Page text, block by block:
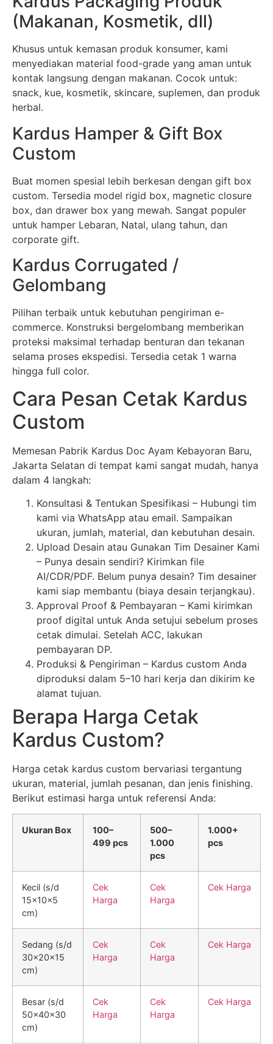
(Makanan, Kosmetik, dll)
Khusus untuk kemasan produk konsumer, kami
menyediakan material food-grade yang aman untuk
kontak langsung dengan makanan. Cocok untuk:
snack, kue, kosmetik, skincare, suplemen, dan produk
herbal.
Kardus Hamper & Gift Box
Custom
Buat momen spesial lebih berkesan dengan gift box
custom. Tersedia model rigid box, magnetic closure
box, dan drawer box yang mewah. Sangat populer
untuk hamper Lebaran, Natal, ulang tahun, dan
corporate gift.
Kardus Corrugated /
Gelombang
Pilihan terbaik untuk kebutuhan pengiriman e-
commerce. Konstruksi bergelombang memberikan
proteksi maksimal terhadap benturan dan tekanan
selama proses ekspedisi. Tersedia cetak 1 warna
hingga full color.
Cara Pesan Cetak Kardus
Custom
Memesan Pabrik Kardus Doc Ayam Kebayoran Baru,
Jakarta Selatan di tempat kami sangat mudah, hanya
dalam 4 langkah:
Konsultasi & Tentukan Spesifikasi – Hubungi tim
kami via WhatsApp atau email. Sampaikan
ukuran, jumlah, material, dan kebutuhan desain.
Upload Desain atau Gunakan Tim Desainer Kami
– Punya desain sendiri? Kirimkan file
AI/CDR/PDF. Belum punya desain? Tim desainer
kami siap membantu (biaya desain terjangkau).
Approval Proof & Pembayaran – Kami kirimkan
proof digital untuk Anda setujui sebelum proses
cetak dimulai. Setelah ACC, lakukan
pembayaran DP.
Produksi & Pengiriman – Kardus custom Anda
diproduksi dalam 5–10 hari kerja dan dikirim ke
alamat tujuan.
Berapa Harga Cetak
Kardus Custom?
Harga cetak kardus custom bervariasi tergantung
ukuran, material, jumlah pesanan, dan jenis finishing.
Berikut estimasi harga untuk referensi Anda:
Ukuran Box
100–
499 pcs
500–
1.000
pcs
1.000+
pcs
Kecil (s/d
15x10x5
cm)
Cek
Harga
Cek
Harga
Cek Harga
Sedang (s/d
30x20x15
cm)
Cek
Harga
Cek
Harga
Cek Harga
Besar (s/d
50x40x30
cm)
Cek
Harga
Cek
Harga
Cek Harga